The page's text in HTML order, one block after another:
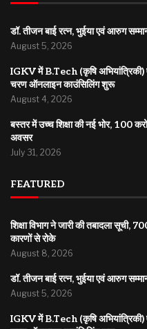
डॉ. तीजन बाई रत्न, भुईया एवं आरुग
August 5, 2026
IGKV में B.Tech (कृषि अभियांत्रिकी)
चरण ऑनलाइन काउंसिलिंग शुरू
August 4, 2026
बस्तर में उच्च शिक्षा की नई भोर, 100
अवसर
July 31, 2026
FEATURED
शिक्षा विभाग ने जारी की तबादला सूची,
कारणों से रोके
August 8, 2026
डॉ. तीजन बाई रत्न, भुईया एवं आरुग
August 5, 2026
IGKV में B.Tech (कृषि अभियांत्रिकी)